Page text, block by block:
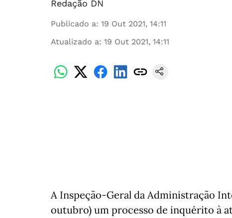
Redação DN
Publicado a: 19 Out 2021, 14:11
Atualizado a: 19 Out 2021, 14:11
A Inspeção-Geral da Administração
outubro) um processo de inquérito à